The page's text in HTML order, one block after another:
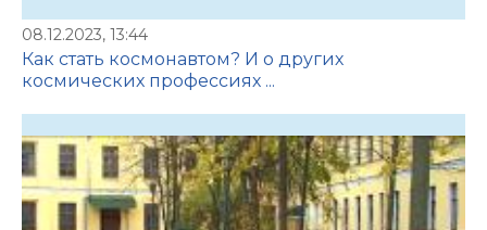
08.12.2023, 13:44
Как стать космонавтом? И о других
космических профессиях ...